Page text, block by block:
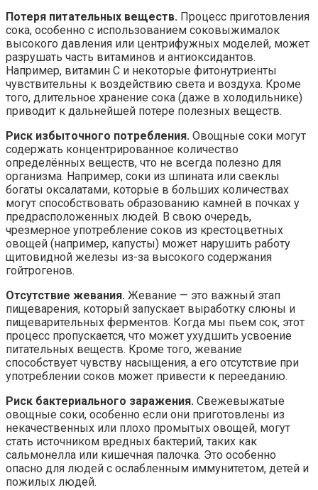
Потеря питательных веществ. Процесс приготовления
сока, особенно с использованием соковыжималок
высокого давления или центрифужных моделей, может
разрушать часть витаминов и антиоксидантов.
Например, витамин С и некоторые фитонутриенты
чувствительны к воздействию света и воздуха. Кроме
того, длительное хранение сока (даже в холодильнике)
приводит к дальнейшей потере полезных веществ.
Риск избыточного потребления. Овощные соки могут
содержать концентрированное количество
определённых веществ, что не всегда полезно для
организма. Например, соки из шпината или свеклы
богаты оксалатами, которые в больших количествах
могут способствовать образованию камней в почках у
предрасположенных людей. В свою очередь,
чрезмерное употребление соков из крестоцветных
овощей (например, капусты) может нарушить работу
щитовидной железы из-за высокого содержания
гойтрогенов.
Отсутствие жевания. Жевание — это важный этап
пищеварения, который запускает выработку слюны и
пищеварительных ферментов. Когда мы пьем сок, этот
процесс пропускается, что может ухудшить усвоение
питательных веществ. Кроме того, жевание
способствует чувству насыщения, а его отсутствие при
употреблении соков может привести к перееданию.
Риск бактериального заражения. Свежевыжатые
овощные соки, особенно если они приготовлены из
некачественных или плохо промытых овощей, могут
стать источником вредных бактерий, таких как
сальмонелла или кишечная палочка. Это особенно
опасно для людей с ослабленным иммунитетом, детей и
пожилых людей.